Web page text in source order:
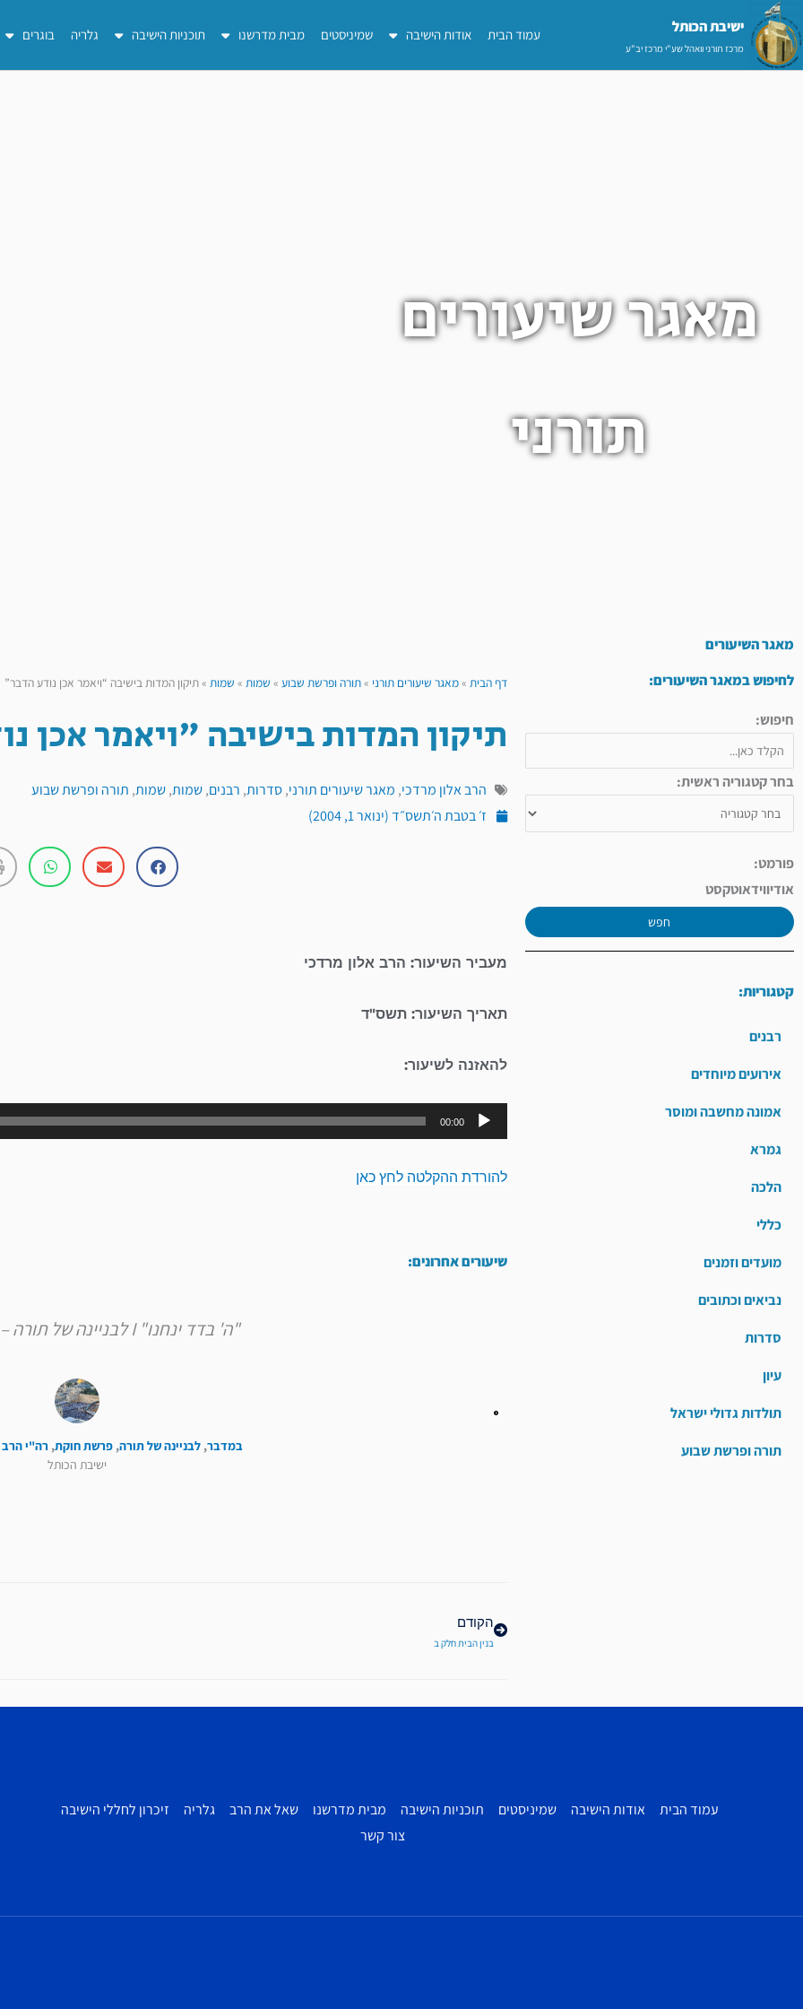
דילוג
לתוכן
ישיבת הכותל​
מרכז תורני וואהל שע"י מרכז יב"ע
עמוד הבית אודות הישיבה שמיניסטים מבית מדרשנו תוכניות הישיבה גלריה בוגרים
מאגר שיעורים
תורני
מאגר השיעורים
לחיפוש במאגר השיעורים:
חיפוש:
בחר קטגוריה ראשית:
פורמט:
אודיווידאוטקסט
חפש
קטגוריות:
רבנים
אירועים מיוחדים
אמונה מחשבה ומוסר
גמרא
הלכה
כללי
מועדים וזמנים
נביאים וכתובים
סדרות
עיון
תולדות גדולי ישראל
תורה ופרשת שבוע
דף הבית »מאגר שיעורים תורני »תורה ופרשת שבוע » שמות » שמות »תיקון המדות בישיבה “ויאמר אכן נודע הדבר”
תיקון המדות בישיבה "ויאמר אכן
הרב אלון מרדכי, מאגר שיעורים תורני,סדרות, רבנים,שמות,שמות, תורה ופרשת שבוע
ז׳ בטבת ה׳תשס״ד (ינואר 1, 2004)
מעביר השיעור: הרב אלון מרדכי
תאריך השיעור: תשס"ד
להאזנה לשיעור:
נגן
אודיו
00:00
להורדת ההקלטה לחץ כאן
שיעורים אחרונים:
"ה' בדד ינחנו" I לבניינה של תורה – פרשת חוקת
במדבר, לבניינה של תורה, פרשת חוקת, רה"י הרב
ישיבת הכותל
הקודם
בנין הבית חלק ב
עמוד הבית אודות הישיבה שמיניסטים תוכניות הישיבה מבית מדרשנו שאל את הרב גלריה
זיכרון לחללי הישיבה
צור קשר